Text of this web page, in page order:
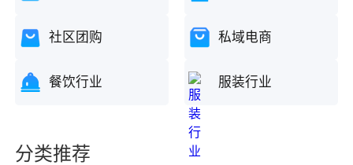
社区团购 私域电商
餐饮行业 服装行业
分类推荐